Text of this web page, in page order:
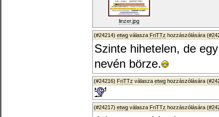
linzer.jpg
(#24214) etwg válasza FriTTz hozzászólására (
Szinte hihetelen, de
nevén börze.
(#24216) FriTTz válasza etwg hozzászólására (
(#24217) etwg válasza FriTTz hozzászólására (